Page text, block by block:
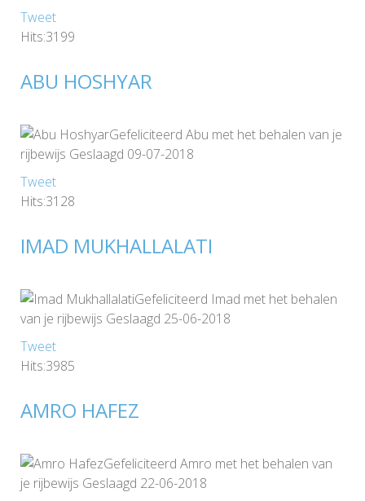
Tweet
Hits:3199
ABU HOSHYAR
Gefeliciteerd Abu met het behalen van je
rijbewijs Geslaagd 09-07-2018
Tweet
Hits:3128
IMAD MUKHALLALATI
Gefeliciteerd Imad met het behalen
van je rijbewijs Geslaagd 25-06-2018
Tweet
Hits:3985
AMRO HAFEZ
Gefeliciteerd Amro met het behalen van
je rijbewijs Geslaagd 22-06-2018